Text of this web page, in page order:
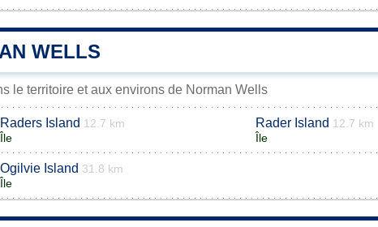
WELLS
le territoire et aux environs de Norman Wells
Raders Island 12.7 km
Île
Rader Island 12.7 km
Île
Ogilvie Island 31.8 km
Île